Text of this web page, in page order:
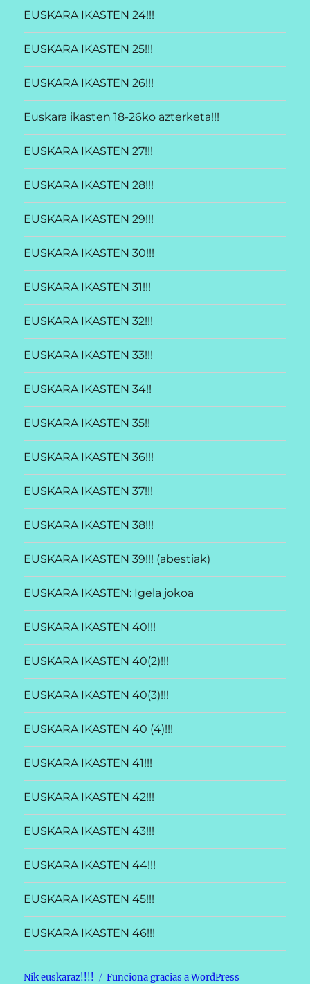
EUSKARA IKASTEN 24!!!
EUSKARA IKASTEN 25!!!
EUSKARA IKASTEN 26!!!
Euskara ikasten 18-26ko azterketa!!!
EUSKARA IKASTEN 27!!!
EUSKARA IKASTEN 28!!!
EUSKARA IKASTEN 29!!!
EUSKARA IKASTEN 30!!!
EUSKARA IKASTEN 31!!!
EUSKARA IKASTEN 32!!!
EUSKARA IKASTEN 33!!!
EUSKARA IKASTEN 34!!
EUSKARA IKASTEN 35!!
EUSKARA IKASTEN 36!!!
EUSKARA IKASTEN 37!!!
EUSKARA IKASTEN 38!!!
EUSKARA IKASTEN 39!!! (abestiak)
EUSKARA IKASTEN: Igela jokoa
EUSKARA IKASTEN 40!!!
EUSKARA IKASTEN 40(2)!!!
EUSKARA IKASTEN 40(3)!!!
EUSKARA IKASTEN 40 (4)!!!
EUSKARA IKASTEN 41!!!
EUSKARA IKASTEN 42!!!
EUSKARA IKASTEN 43!!!
EUSKARA IKASTEN 44!!!
EUSKARA IKASTEN 45!!!
EUSKARA IKASTEN 46!!!
Nik euskaraz!!!! Funciona gracias a WordPress